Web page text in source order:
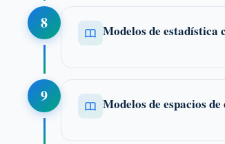
8 Modelos de estadística
9 Modelos de espacios